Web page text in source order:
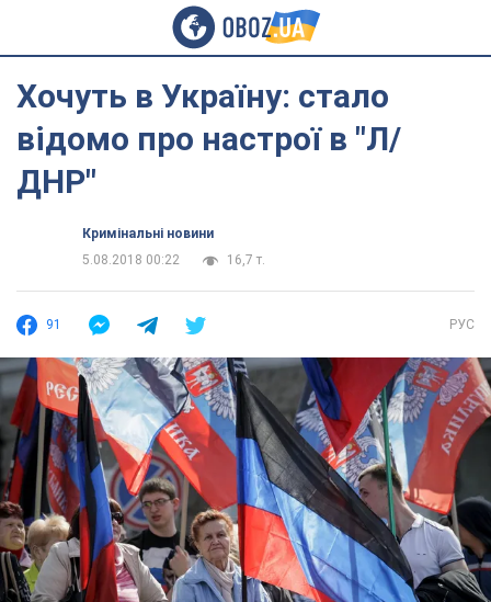
Хочуть в Україну: стало
відомо про настрої в "Л/
ДНР"
Кримінальні новини
5.08.2018 00:22
16,7 т.
91 РУС